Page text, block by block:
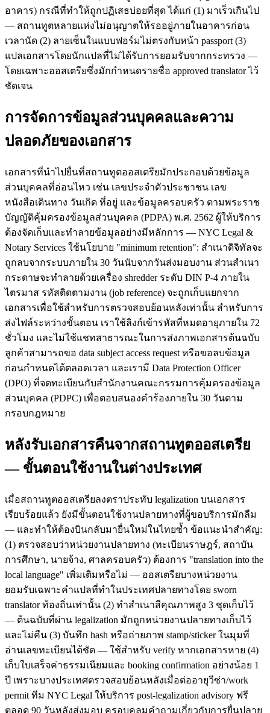
อาคาร) กรณีที่ทำให้ถูกปฏิเสธบ่อยที่สุด ได้แก่ (1) มาเร็วเกินไป
— สถานทูตหลายแห่งไม่อนุญาตให้รออยู่ภายในอาคารก่อน
เวลานัด (2) ลายเซ็นในแบบฟอร์มไม่ตรงกับหน้า passport (3)
แปลเอกสารโดยนักแปลที่ไม่ได้รับการยอมรับจากกระทรวง —
โดยเฉพาะออสเตรียซึ่งมักกำหนดรายชื่อ approved translator ไว้
ชัดเจน
การจัดการข้อมูลส่วนบุคคลและความ
ปลอดภัยของเอกสาร
เอกสารที่นำไปยื่นที่สถานทูตออสเตรียมักประกอบด้วยข้อมูล
ส่วนบุคคลที่อ่อนไหว เช่น เลขประจำตัวประชาชน เลข
หนังสือเดินทาง วันเกิด ที่อยู่ และข้อมูลครอบครัว ตามพระราช
บัญญัติคุ้มครองข้อมูลส่วนบุคคล (PDPA) พ.ศ. 2562 ผู้ให้บริการ
ต้องจัดเก็บและทำลายข้อมูลอย่างมีหลักการ — NYC Legal &
Notary Services ใช้นโยบาย "minimum retention": สำเนาดิจิทัลจะ
ถูกลบจากระบบภายใน 30 วันนับจากวันส่งมอบงาน ส่วนสำเนา
กระดาษจะทำลายด้วยเครื่อง shredder ระดับ DIN P-4 ภายใน
ไตรมาส รหัสติดตามงาน (job reference) จะถูกเก็บแยกจาก
เอกสารเพื่อใช้สำหรับการตรวจสอบย้อนหลังเท่านั้น สำหรับการ
ส่งไฟล์ระหว่างขั้นตอน เราใช้ลิงก์เข้ารหัสที่หมดอายุภายใน 72
ชั่วโมง และไม่ใช้แชทสาธารณะในการส่งภาพเอกสารต้นฉบับ
ลูกค้าสามารถขอ data subject access request หรือขอลบข้อมูล
ก่อนกำหนดได้ตลอดเวลา และเรามี Data Protection Officer
(DPO) ที่จดทะเบียนกับสำนักงานคณะกรรมการคุ้มครองข้อมูล
ส่วนบุคคล (PDPC) เพื่อตอบสนองคำร้องภายใน 30 วันตาม
กรอบกฎหมาย
หลังรับเอกสารคืนจากสถานทูตออสเตรีย
— ขั้นตอนใช้งานในต่างประเทศ
เมื่อสถานทูตออสเตรียลงตราประทับ legalization บนเอกสาร
เรียบร้อยแล้ว ยังมีขั้นตอนใช้งานปลายทางที่ผู้ขอบริการมักลืม
— และทำให้ต้องบินกลับมายื่นใหม่ในไทยซ้ำ ข้อแนะนำสำคัญ:
(1) ตรวจสอบว่าหน่วยงานปลายทาง (ทะเบียนราษฎร์, สถาบัน
การศึกษา, นายจ้าง, ศาลครอบครัว) ต้องการ "translation into the
local language" เพิ่มเติมหรือไม่ — ออสเตรียบางหน่วยงาน
ยอมรับเฉพาะคำแปลที่ทำในประเทศปลายทางโดย sworn
translator ท้องถิ่นเท่านั้น (2) ทำสำเนาสีคุณภาพสูง 3 ชุดเก็บไว้
— ต้นฉบับที่ผ่าน legalization มักถูกหน่วยงานปลายทางเก็บไว้
และไม่คืน (3) บันทึก hash หรือถ่ายภาพ stamp/sticker ในมุมที่
อ่านเลขทะเบียนได้ชัด — ใช้สำหรับ verify หากเอกสารหาย (4)
เก็บใบเสร็จค่าธรรมเนียมและ booking confirmation อย่างน้อย 1
ปี เพราะบางประเทศตรวจสอบย้อนหลังเมื่อต่ออายุวีซ่า/work
permit ทีม NYC Legal ให้บริการ post-legalization advisory ฟรี
ตลอด 90 วันหลังส่งมอบ ครอบคลุมคำถามเกี่ยวกับการยื่นปลาย